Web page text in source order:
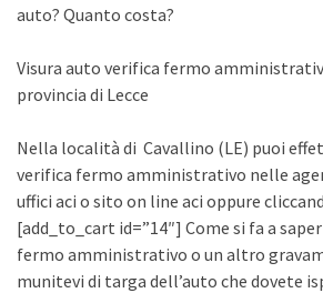
auto? Quanto costa?
Visura auto verifica fermo
provincia di Lecce
Nella località di Cavallino (LE) puoi
verifica fermo amministrativo nelle
uffici aci o sito on line aci oppure
[add_to_cart id=”14″] Come si fa a
fermo amministrativo o un altro
munitevi di targa dell’auto che dovete